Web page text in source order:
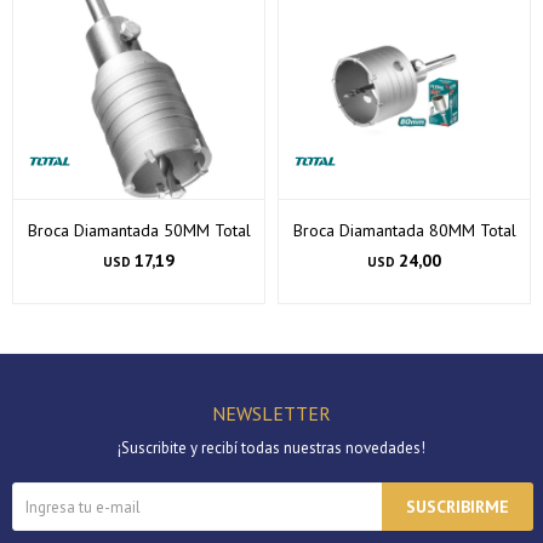
Broca Diamantada 50MM Total
USD 17,19
Broca Diamantada 80MM Total
USD 24,00
NEWSLETTER
¡Suscribite y recibí todas nuestras novedades!
SUSCRIBIRME